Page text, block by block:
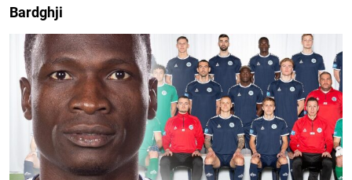
Bardghji